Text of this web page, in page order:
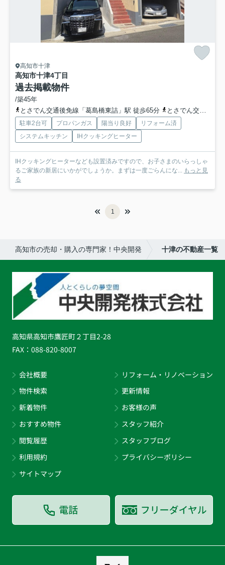
高知市十津
高知市十津4丁目
過去掲載物件
/築45年
とさでん交通後免線「葛島橋東詰」駅 徒歩65分
とさでん交通「十津団地二区」バス停下車 徒歩4分
駐車2台可 プロパンガス 陽当り良好
リフォーム済
システムキッチン
IHクッキングヒーター
IHクッキングヒーターなども設置済みですので、お子さまのいらっしゃ
るご家族の新居にいかがでしょうか。まずは一度ごらんにな...
もっと見
る
1
高知市の売却・購入の専門家！中央開発 十津の不動産一覧
高知県高知市鷹匠町２丁目2-28
FAX： 088-820-8007
会社概要
物件検索
新着物件
おすすめ物件
閲覧履歴
利用規約
サイトマップ
リフォーム・リノベーション
更新情報
お客様の声
スタッフ紹介
スタッフブログ
プライバシーポリシー